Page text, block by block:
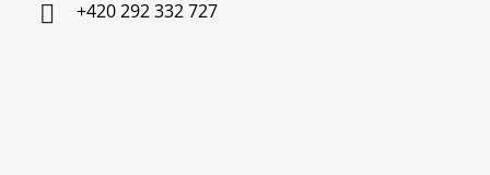
+420 292 332 727